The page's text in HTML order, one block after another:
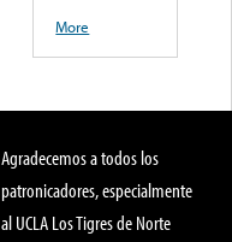
More
Agradecemos a todos los
patronicadores, especialmente
al UCLA Los Tigres de Norte